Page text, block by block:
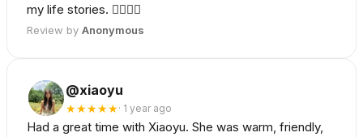
my life stories. 👍🏻👍🏻
Review by Anonymous
@xiaoyu
★★★★★· 1 year ago
Had a great time with Xiaoyu. She was warm, friendly,